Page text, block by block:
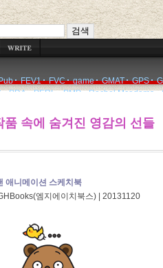
FEV1 FVC game GMAT GPS
PDA PERL PMP Rachel Mcadams
속에 숨겨진 영감의 선들
애니메이션 스케치북
엠지에이치북스) | 20131120